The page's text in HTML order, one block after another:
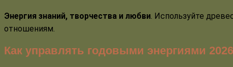
Энергия знаний, творчества и любви. Используйте
отношениям.
Как управлять годовыми энергиями 2026